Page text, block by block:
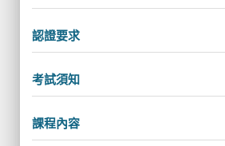
認證要求
考試須知
課程內容